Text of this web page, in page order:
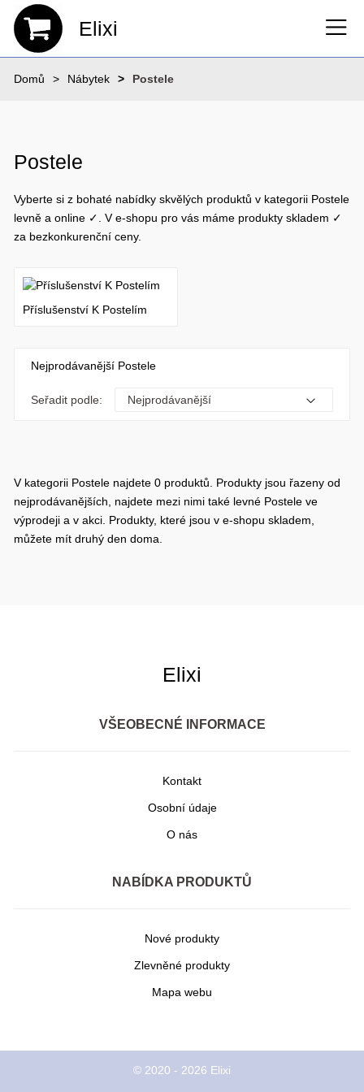
Elixi
Domů Nábytek Postele
Postele
Vyberte si z bohaté nabídky skvělých produktů v kategorii Postele
levně a online ✓. V e-shopu pro vás máme produkty skladem ✓
za bezkonkurenční ceny.
Příslušenství K Postelím
Nejprodávanější Postele
Seřadit podle:
V kategorii Postele najdete 0 produktů. Produkty jsou řazeny od
nejprodávanějších, najdete mezi nimi také levné Postele ve
výprodeji a v akci. Produkty, které jsou v e-shopu skladem,
můžete mít druhý den doma.
Elixi
VŠEOBECNÉ INFORMACE
Kontakt
Osobní údaje
O nás
NABÍDKA PRODUKTŮ
Nové produkty
Zlevněné produkty
Mapa webu
© 2020 - 2026 Elixi